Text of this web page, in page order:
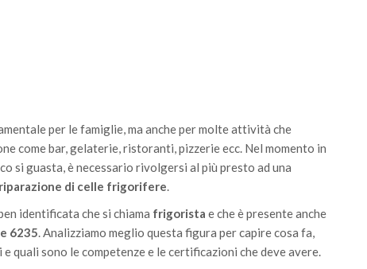
per le famiglie, ma anche per molte attività che
come bar, gelaterie, ristoranti, pizzerie ecc. Nel momento in
si guasta, è necessario rivolgersi al più presto ad una
riparazione di celle frigorifere.
identificata che si chiama frigorista e che è presente anche
6235. Analizziamo meglio questa figura per capire cosa fa,
quali sono le competenze e le certificazioni che deve avere.